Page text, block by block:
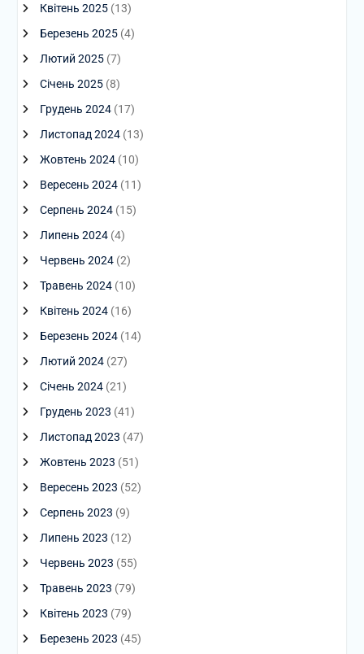
Квітень 2025(13)
Березень 2025(4)
Лютий 2025(7)
Січень 2025(8)
Грудень 2024(17)
Листопад 2024(13)
Жовтень 2024(10)
Вересень 2024(11)
Серпень 2024(15)
Липень 2024(4)
Червень 2024(2)
Травень 2024(10)
Квітень 2024(16)
Березень 2024(14)
Лютий 2024(27)
Січень 2024(21)
Грудень 2023 (41)
Листопад 2023 (47)
Жовтень 2023 (51)
Вересень 2023 (52)
Серпень 2023 (9)
Липень 2023 (12)
Червень 2023 (55)
Травень 2023 (79)
Квітень 2023 (79)
Березень 2023 (45)